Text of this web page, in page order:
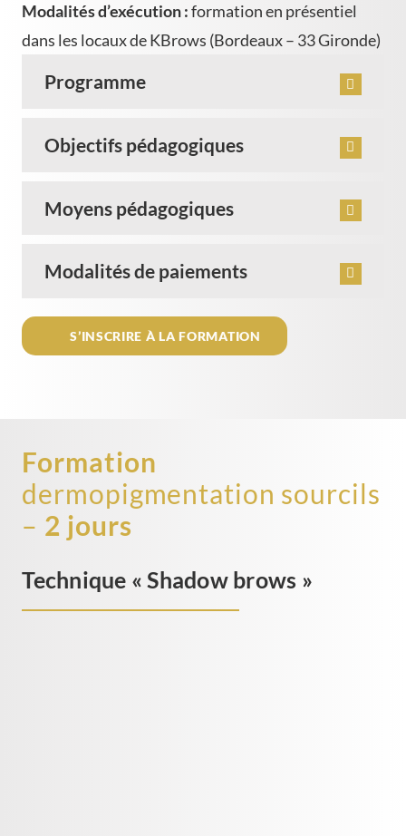
Modalités d’exécution :formation en présentiel
dans les locaux de KBrows (Bordeaux – 33 Gironde)
Programme
Objectifs pédagogiques
Moyens pédagogiques
Modalités de paiements
S’INSCRIRE À LA FORMATION
Formation
dermopigmentation sourcils
– 2 jours
Technique « Shadow brows »